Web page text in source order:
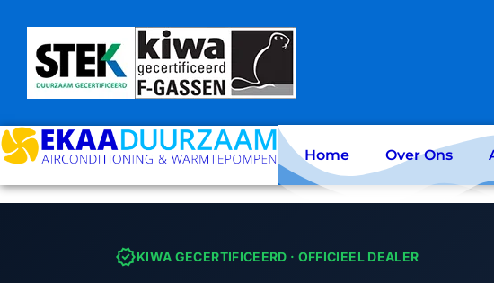
content
Home Over Ons
verifiedKIWA GECERTIFICEERD · OFFICIEEL DEALER